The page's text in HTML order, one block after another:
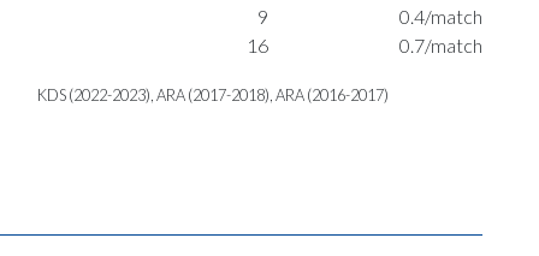
9
0.4/match
16 0.7/match
KDS (2022-2023), ARA (2017-2018), ARA (2016-2017)